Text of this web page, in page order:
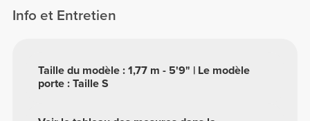
Info et Entretien
Taille du modèle : 1,77 m - 5'9" | Le modèle
porte : Taille S